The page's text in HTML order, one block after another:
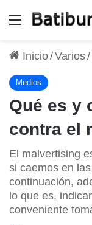
Menú
Inicio/Varios/
Medios
Qué es y
contra el
El malvertising
si caemos en
continuación,
lo que es,
conveniente